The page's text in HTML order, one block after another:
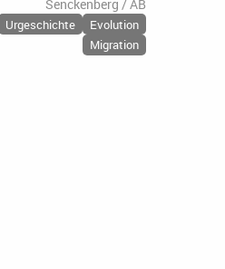
Senckenberg / AB
Urgeschichte
Evolution
Migration